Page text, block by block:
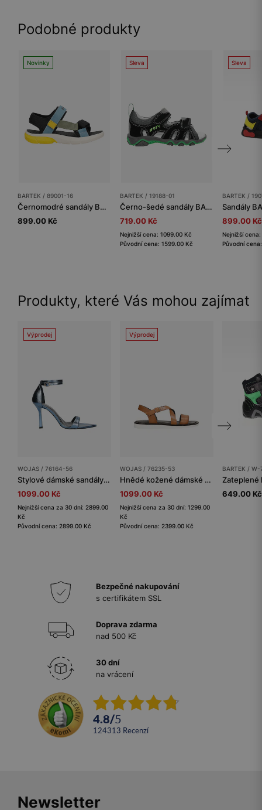
Podobné produkty
Novinky
BARTEK / 89001-16
Černomodré sandály BARTEK se žlutými prvky 89001-16
899.00 Kč
Sleva
BARTEK / 19188-01
Černo-šedé sandály BARTEK se zelenými vložkami 19188-01
719.00 Kč
Nejnižší cena: 1099.00 Kč
Původní cena: 1599.00 Kč
Sleva
BARTEK /
899.00 Kč
Nejnižší
Původní
Produkty, které Vás mohou zajímat
Výprodej
WOJAS / 76164-56
Stylové dámské sandály v modré barvě s vysokým podpatkem
1099.00 Kč
Nejnižší cena za 30 dní: 2899.00
Kč
Původní cena: 2899.00 Kč
Výprodej
WOJAS / 76235-53
Hnědé kožené dámské sandály na ploché podrážce
1099.00 Kč
Nejnižší cena za 30 dní: 1299.00
Kč
Původní cena: 2399.00 Kč
BARTEK /
649.00 Kč
Bezpečné nakupování
s certifikátem SSL
Doprava zdarma
nad 500 Kč
30 dní
na vrácení
4.8/5
124313 recenzí
Newsletter